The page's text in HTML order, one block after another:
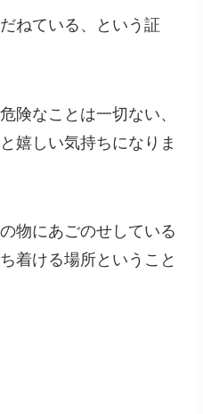
ねている、という証
険なことは一切ない、
嬉しい気持ちになりま
物にあごのせしている
着ける場所ということ